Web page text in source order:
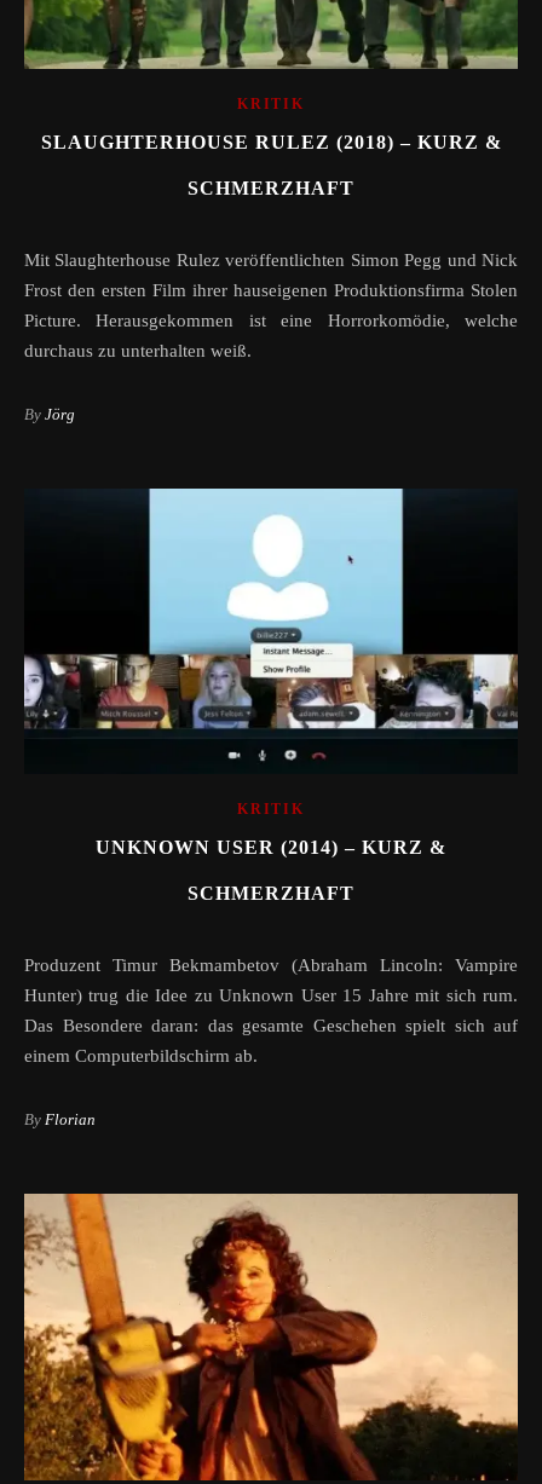
KRITIK
SLAUGHTERHOUSE RULEZ (2018) – KURZ &
SCHMERZHAFT
Mit Slaughterhouse Rulez veröffentlichten Simon Pegg und Nick
Frost den ersten Film ihrer hauseigenen Produktionsfirma Stolen
Picture. Herausgekommen ist eine Horrorkomödie, welche
durchaus zu unterhalten weiß.
By Jörg
KRITIK
UNKNOWN USER (2014) – KURZ &
SCHMERZHAFT
Produzent Timur Bekmambetov (Abraham Lincoln: Vampire
Hunter) trug die Idee zu Unknown User 15 Jahre mit sich rum.
Das Besondere daran: das gesamte Geschehen spielt sich auf
einem Computerbildschirm ab.
By Florian